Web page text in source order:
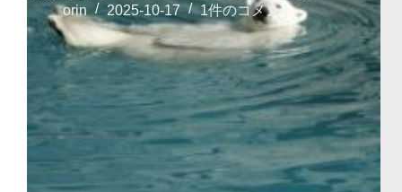
orin
2025-10-17 1件のコメント